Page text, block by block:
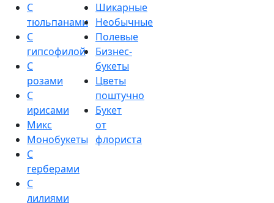
С
тюльпанами
С
гипсофилой
С
розами
С
ирисами
Микс
Монобукеты
С
герберами
С
лилиями
Шикарные
Необычные
Полевые
Бизнес-
букеты
Цветы
поштучно
Букет
от
флориста